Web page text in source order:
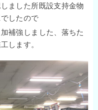
ました所既設支持金物
したので
補強しました、落ちた
します。